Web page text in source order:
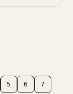
5 6
7